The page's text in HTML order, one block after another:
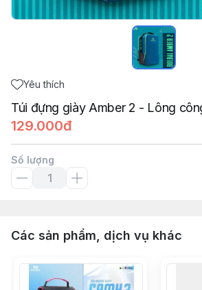
Yêu thích
Túi đựng giày Amber 2 - Lông
129.000đ
Số lượng
Các sản phẩm, dịch vụ khác